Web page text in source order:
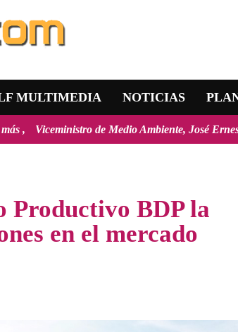
MULTIMEDIA NOTICIAS
de Medio Ambiente, José Ernesto Ávila: "la
Productivo BDP la
en el mercado